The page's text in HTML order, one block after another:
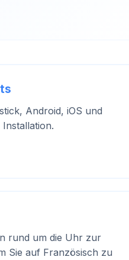
Android, iOS und
rund um die Uhr zur
Sie auf Französisch zu